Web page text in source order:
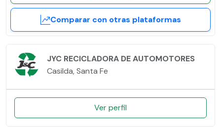
Comparar con otras plataformas
JYC RECICLADORA DE AUTOMOTORES
Casilda, Santa Fe
Ver perfil